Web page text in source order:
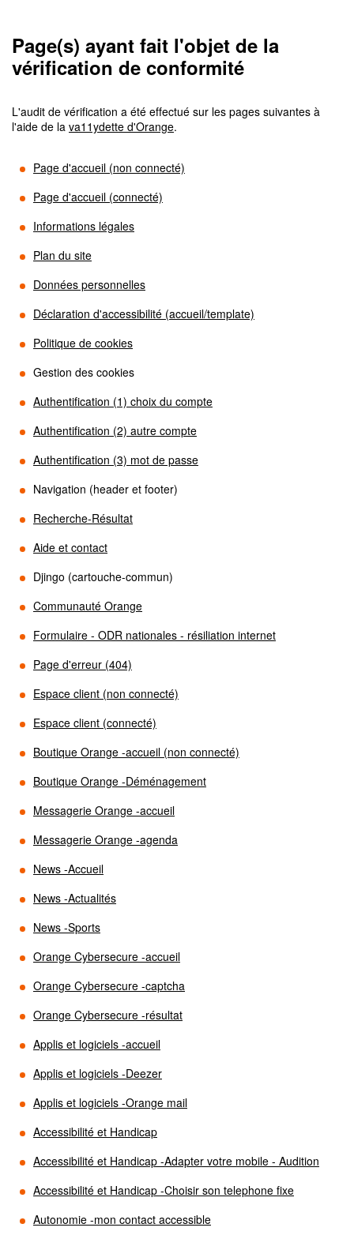
Page(s) ayant fait l'objet de la
vérification de conformité
L'audit de vérification a été effectué sur les pages suivantes à
l'aide de la va11ydette d'Orange.
Page d'accueil (non connecté)
Page d'accueil (connecté)
Informations légales
Plan du site
Données personnelles
Déclaration d'accessibilité (accueil/template)
Politique de cookies
Gestion des cookies
Authentification (1) choix du compte
Authentification (2) autre compte
Authentification (3) mot de passe
Navigation (header et footer)
Recherche-Résultat
Aide et contact
Djingo (cartouche-commun)
Communauté Orange
Formulaire - ODR nationales - résiliation internet
Page d'erreur (404)
Espace client (non connecté)
Espace client (connecté)
Boutique Orange -accueil (non connecté)
Boutique Orange -Déménagement
Messagerie Orange -accueil
Messagerie Orange -agenda
News -Accueil
News -Actualités
News -Sports
Orange Cybersecure -accueil
Orange Cybersecure -captcha
Orange Cybersecure -résultat
Applis et logiciels -accueil
Applis et logiciels -Deezer
Applis et logiciels -Orange mail
Accessibilité et Handicap
Accessibilité et Handicap -Adapter votre mobile - Audition
Accessibilité et Handicap -Choisir son telephone fixe
Autonomie -mon contact accessible